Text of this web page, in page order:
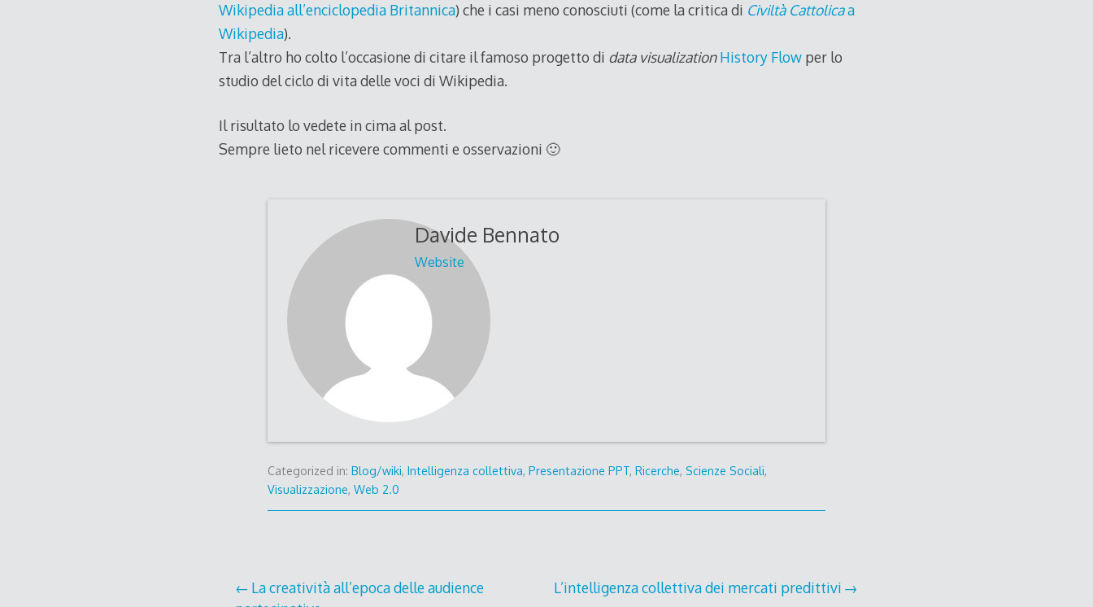
Wikipedia all’enciclopedia Britannica) che i casi meno conosciuti (come la critica di Civiltà Cattolicaa
Wikipedia).
Tra l’altro ho colto l’occasione di citare il famoso progetto di data visualization History Flowper lo
studio del ciclo di vita delle voci di Wikipedia.
Il risultato lo vedete in cima al post.
Sempre lieto nel ricevere commenti e osservazioni 🙂
Davide Bennato
Website
Categorized in:Blog/wiki,Intelligenza collettiva,Presentazione PPT,Ricerche,Scienze Sociali,
Visualizzazione,Web 2.0
Post
La creatività all’epoca delle audience
L’intelligenza collettiva dei mercati predittivi